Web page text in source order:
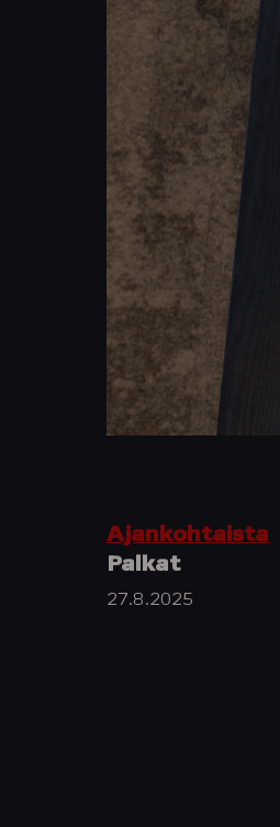
Ajankohtaista
Palkat
27.8.2025